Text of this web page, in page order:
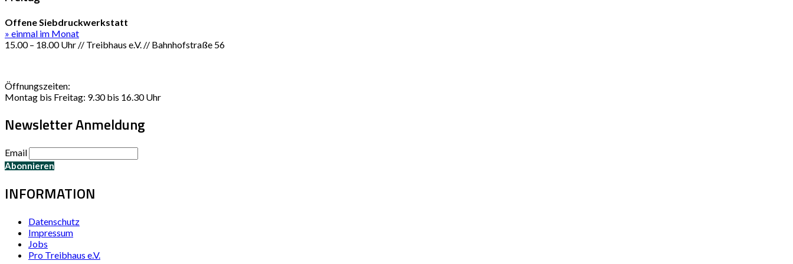
Offene Siebdruckwerkstatt
» einmal im Monat
15.00 – 18.00 Uhr // Treibhaus e.V. // Bahnhofstraße 56
Öffnungszeiten:
Montag bis Freitag: 9.30 bis 16.30 Uhr
Newsletter Anmeldung
Email
INFORMATION
Datenschutz
Impressum
Jobs
Pro Treibhaus e.V.